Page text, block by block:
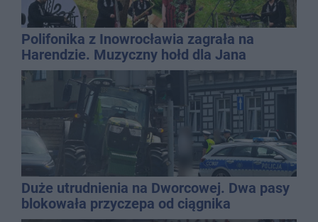
Polifonika z Inowrocławia zagrała na
Harendzie. Muzyczny hołd dla Jana
Kasprowicza
Duże utrudnienia na Dworcowej. Dwa pasy
blokowała przyczepa od ciągnika